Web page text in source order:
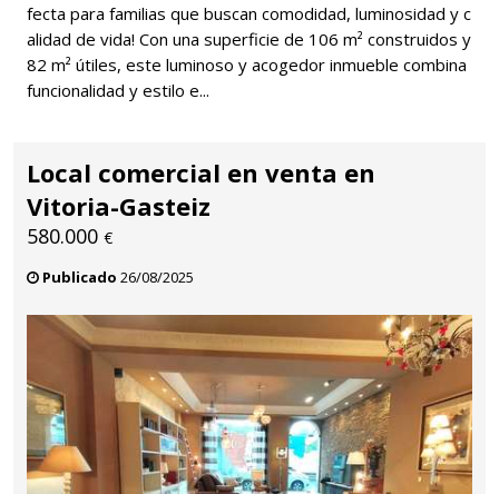
fecta para familias que buscan comodidad, luminosidad y c
alidad de vida! Con una superficie de 106 m² construidos y
82 m² útiles, este luminoso y acogedor inmueble combina
funcionalidad y estilo e...
Local comercial en venta en
Vitoria-Gasteiz
580.000 €
Publicado 26/08/2025